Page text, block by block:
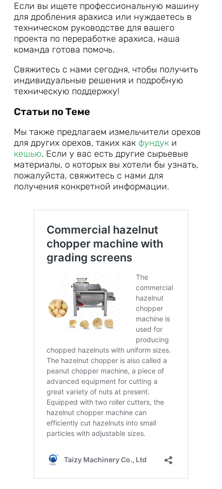
Если вы ищете профессиональную машину
для дробления арахиса или нуждаетесь в
техническом руководстве для вашего
проекта по переработке арахиса, наша
команда готова помочь.
Свяжитесь с нами сегодня, чтобы получить
индивидуальные решения и подробную
техническую поддержку!
Статьи по Теме
Мы также предлагаем измельчители орехов
для других орехов, таких как фундук и
кешью. Если у вас есть другие сырьевые
материалы, о которых вы хотели бы узнать,
пожалуйста, свяжитесь с нами для
получения конкретной информации.